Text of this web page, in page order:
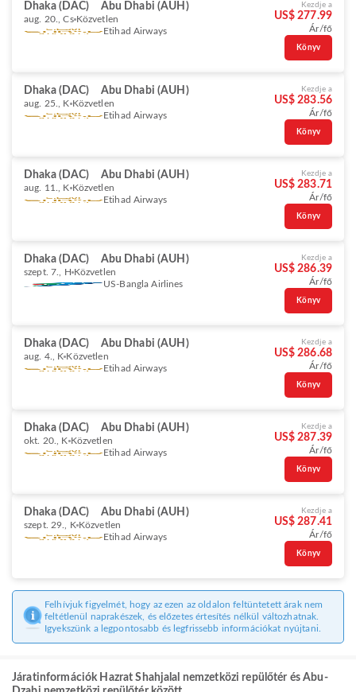
Dhaka (DAC) Abu Dhabi (AUH)
aug. 20., Cs Közvetlen
Etihad Airways
Kezdje a
US$ 277.99
Ár/fő
Könyv
Dhaka (DAC) Abu Dhabi (AUH)
aug. 25., K Közvetlen
Etihad Airways
Kezdje a
US$ 283.56
Ár/fő
Könyv
Dhaka (DAC) Abu Dhabi (AUH)
aug. 11., K Közvetlen
Etihad Airways
Kezdje a
US$ 283.71
Ár/fő
Könyv
Dhaka (DAC) Abu Dhabi (AUH)
szept. 7., H Közvetlen
US-Bangla Airlines
Kezdje a
US$ 286.39
Ár/fő
Könyv
Dhaka (DAC) Abu Dhabi (AUH)
aug. 4., K Közvetlen
Etihad Airways
Kezdje a
US$ 286.68
Ár/fő
Könyv
Dhaka (DAC) Abu Dhabi (AUH)
okt. 20., K Közvetlen
Etihad Airways
Kezdje a
US$ 287.39
Ár/fő
Könyv
Dhaka (DAC) Abu Dhabi (AUH)
szept. 29., K Közvetlen
Etihad Airways
Kezdje a
US$ 287.41
Ár/fő
Könyv
Felhívjuk figyelmét, hogy az ezen az oldalon feltüntetett árak nem
feltétlenül naprakészek, és előzetes értesítés nélkül változhatnak.
Igyekszünk a legpontosabb és legfrissebb információkat nyújtani.
Járatinformációk Hazrat Shahjalal nemzetközi repülőtér és Abu-